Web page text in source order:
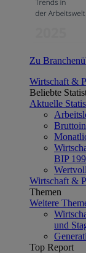
Zu
Wirtschaft &
Beliebte
Aktuelle
BIP
Wirtschaft &
Themen
Weitere
und
Top Report